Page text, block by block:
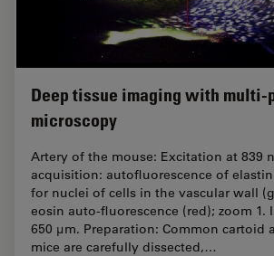
Deep tissue imaging with multi-
microscopy
Artery of the mouse: Excitation at 839
acquisition: autofluorescence of
for nuclei of cells in the vascular wall
eosin auto-fluorescence (red); zoom 1.
650 µm. Preparation: Common cartoid
mice are carefully dissected,…